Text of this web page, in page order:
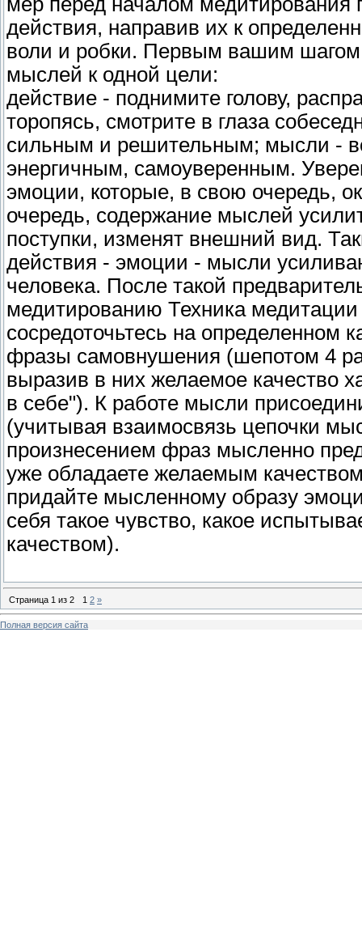
действия, направив их к
воли и робки. Первым вашим шагом
мыслей к одной цели:
действие - поднимите голову,
торопясь, смотрите в глаза
сильным и решительным; мысли -
энергичным, самоуверенным.
эмоции, которые, в свою очередь,
очередь, содержание мыслей
поступки, изменят внешний вид.
действия - эмоции - мысли
человека. После такой
медитированию Техника
сосредоточьтесь на определенном
фразы самовнушения (шепотом 4
выразив в них желаемое качество
в себе"). К работе мысли
(учитывая взаимосвязь цепочки
произнесением фраз мысленно
уже обладаете желаемым
придайте мысленному образу
себя такое чувство, какое
качеством).
Страница 1 из 2 1 2 »
Полная версия сайта